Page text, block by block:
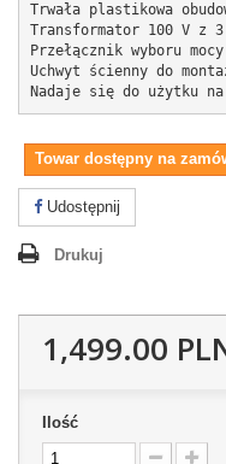
Trwała plastikowa
Transformator 100 V z 3
Przełącznik wyboru
Uchwyt ścienny do
Nadaje się do użytku
Towar dostępny na
Udostępnij
Drukuj
1,499.00
Ilość